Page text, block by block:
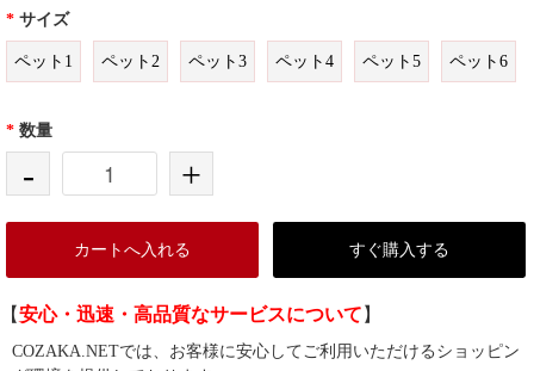
* サイズ
ペット1 ペット2 ペット3 ペット4 ペット5 ペット6
* 数量
- +
カートへ入れる すぐ購入する
【安心・迅速・高品質なサービスについて 】
COZAKA.NETでは、お客様に安心してご利用いただけるショッピン